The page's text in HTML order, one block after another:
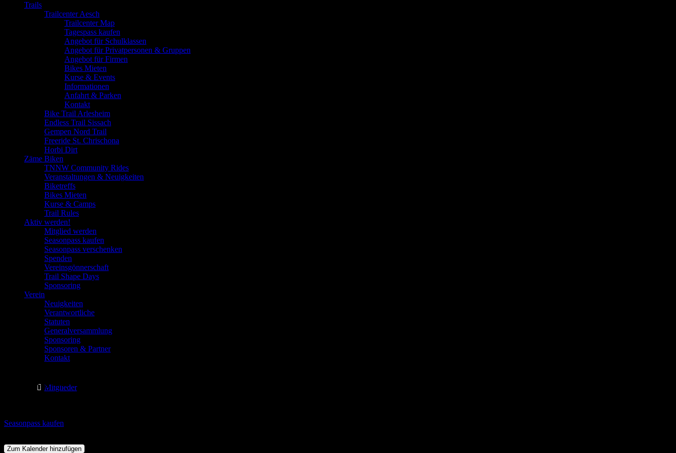
Trails
Trailcenter Aesch
Trailcenter Map
Tagespass kaufen
Angebot für Schulklassen
Angebot für Privatpersonen & Gruppen
Angebot für Firmen
Bikes Mieten
Kurse & Events
Informationen
Anfahrt & Parken
Kontakt
Bike Trail Arlesheim
Endless Trail Sissach
Gempen Nord Trail
Freeride St. Chrischona
Horbi Dirt
Zäme Biken
TNNW Community Rides
Veranstaltungen & Neuigkeiten
Biketreffs
Bikes Mieten
Kurse & Camps
Trail Rules
Aktiv werden!
Mitglied werden
Seasonpass kaufen
Seasonpass verschenken
Spenden
Vereinsgönnerschaft
Trail Shape Days
Sponsoring
Verein
Neuigkeiten
Verantwortliche
Statuten
Generalversammlung
Sponsoring
Sponsoren & Partner
Kontakt
Mitglieder
Seasonpass kaufen
Gilgenberg Enduro Tour Baselbiet
20. Juni 2026
Zum Kalender hinzufügen